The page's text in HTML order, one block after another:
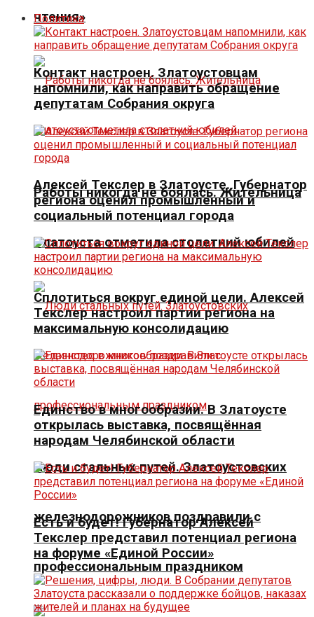
чтения»
Работы никогда не боялась. Жительница
Златоуста отметила столетний юбилей
Люди стальных путей. Златоустовских
железнодорожников поздравили с
профессиональным праздником
Политика
Контакт настроен. Златоустовцам
напомнили, как направить обращение
депутатам Собрания округа
Алексей Текслер в Златоусте. Губернатор
региона оценил промышленный и
социальный потенциал города
Сплотиться вокруг единой цели. Алексей
Текслер настроил партии региона на
максимальную консолидацию
Единство в многообразии. В Златоусте
открылась выставка, посвящённая
народам Челябинской области
Есть и будет! Губернатор Алексей
Текслер представил потенциал региона
на форуме «Единой России»